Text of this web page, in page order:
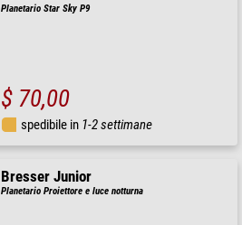
Planetario Star Sky P9
$ 70,00
spedibile in 1-2 settimane
Bresser Junior
Planetario Proiettore e luce notturna